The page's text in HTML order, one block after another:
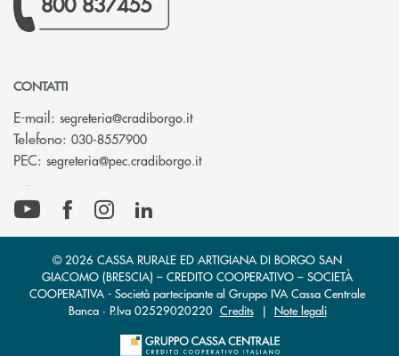
CONTATTI
E-mail: segreteria@cradiborgo.it(si apre l’app di posta elettronica)
Telefono: 030-8557900
PEC: segreteria@pec.cradiborgo.it(si apre l’app di posta
© 2026 CASSA RURALE ED ARTIGIANA DI BORGO SAN
GIACOMO (BRESCIA) – CREDITO COOPERATIVO – SOCIETÀ
COOPERATIVA - Società partecipante al Gruppo IVA Cassa Centrale
Banca · P.Iva 02529020220 Credits| Note legali